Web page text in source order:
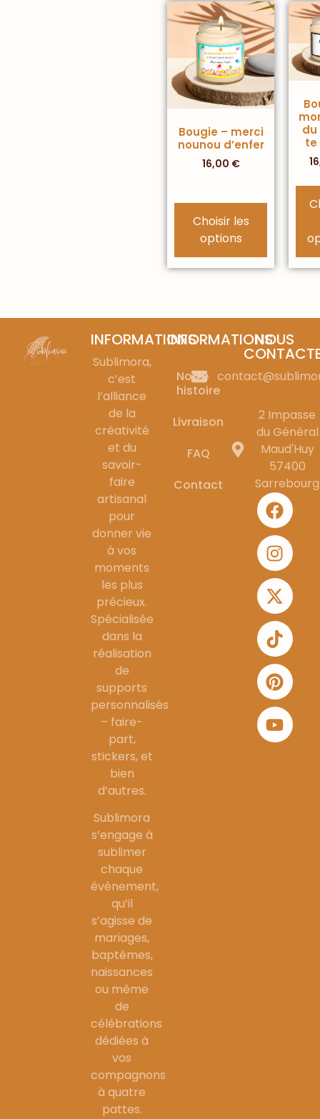
Bougie – merci
nounou d’enfer
16,00 €
Choisir les
options
du
te
INFORMATIONS
Sublimora,
c’est
l’alliance
de la
créativité
et du
savoir-
faire
artisanal
pour
donner vie
à vos
moments
les plus
précieux.
Spécialisée
dans la
réalisation
de
supports
personnalisés
– faire-
part,
stickers, et
bien
d’autres.
Sublimora
s’engage à
sublimer
chaque
événement,
qu’il
s’agisse de
mariages,
baptêmes,
naissances
ou même
de
célébrations
dédiées à
vos
compagnons
à quatre
pattes.
INFORMATIONS
Notre
histoire
Livraison
FAQ
Contact
NOUS
2 Impasse
du Général
Maud'Huy
57400
Sarrebourg